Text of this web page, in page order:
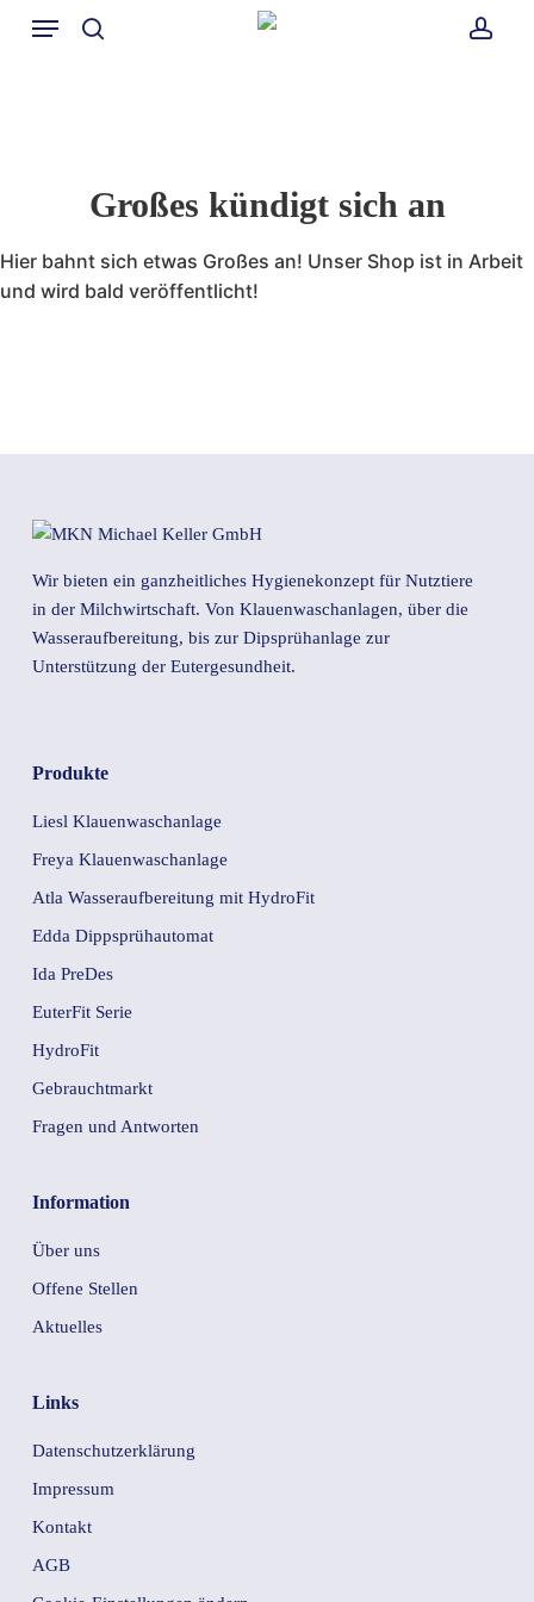
Menü
Großes kündigt sich an
Hier bahnt sich etwas Großes an! Unser Shop ist in Arbeit
und wird bald veröffentlicht!
Wir bieten ein ganzheitliches Hygienekonzept für Nutztiere
in der Milchwirtschaft. Von Klauenwaschanlagen, über die
Wasseraufbereitung, bis zur Dipsprühanlage zur
Unterstützung der Eutergesundheit.
Produkte
Liesl Klauenwaschanlage
Freya Klauenwaschanlage
Atla Wasseraufbereitung mit HydroFit
Edda Dippsprühautomat
Ida PreDes
EuterFit Serie
HydroFit
Gebrauchtmarkt
Fragen und Antworten
Information
Über uns
Offene Stellen
Aktuelles
Links
Datenschutzerklärung
Impressum
Kontakt
AGB